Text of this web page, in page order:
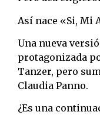
Así nace «Si, Mi
Una nueva
protagonizada
Tanzer, pero
Claudia Panno.
¿Es una